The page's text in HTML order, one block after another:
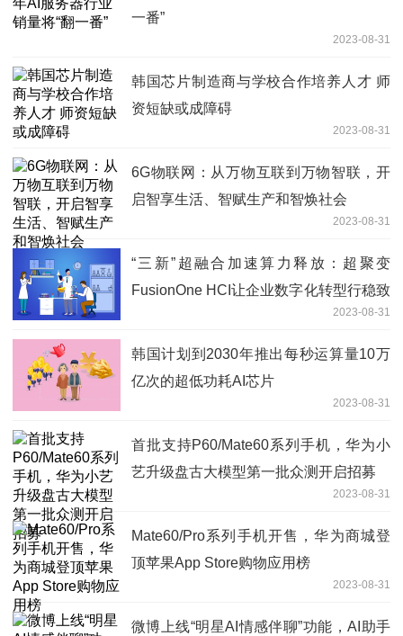
一番”
2023-08-31
韩国芯片制造商与学校合作培养人才 师
资短缺或成障碍
2023-08-31
6G物联网：从万物互联到万物智联，开
启智享生活、智赋生产和智焕社会
2023-08-31
“三新”超融合加速算力释放：超聚变
FusionOne HCI让企业数字化转型行稳致
2023-08-31
韩国计划到2030年推出每秒运算量10万
亿次的超低功耗AI芯片
2023-08-31
首批支持P60/Mate60系列手机，华为小
艺升级盘古大模型第一批众测开启招募
2023-08-31
Mate60/Pro系列手机开售，华为商城登
顶苹果App Store购物应用榜
2023-08-31
微博上线“明星AI情感伴聊”功能，AI助手